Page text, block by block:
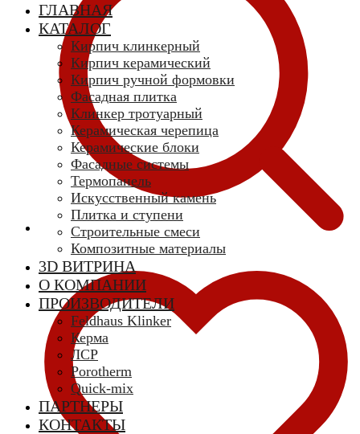
ГЛАВНАЯ
КАТАЛОГ
Кирпич клинкерный
Кирпич керамический
Кирпич ручной формовки
Фасадная плитка
Клинкер тротуарный
Керамическая черепица
Керамические блоки
Фасадные системы
Термопанель
Искусственный камень
Плитка и ступени
Строительные смеси
Композитные материалы
3D ВИТРИНА
О КОМПАНИИ
ПРОИЗВОДИТЕЛИ
Feldhaus Klinker
Керма
ЛСР
Porotherm
Quick-mix
ПАРТНЕРЫ
КОНТАКТЫ